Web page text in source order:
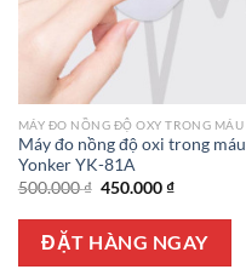
MÁY ĐO NỒNG ĐỘ OXY TRONG MÁU
Máy đo nồng độ oxi trong máu
Yonker YK-81A
500.000₫ Giá
là:
500.000 ₫.
450.000₫Giá
tại
là:
450.000 ₫.
ĐẶT HÀNG NGAY